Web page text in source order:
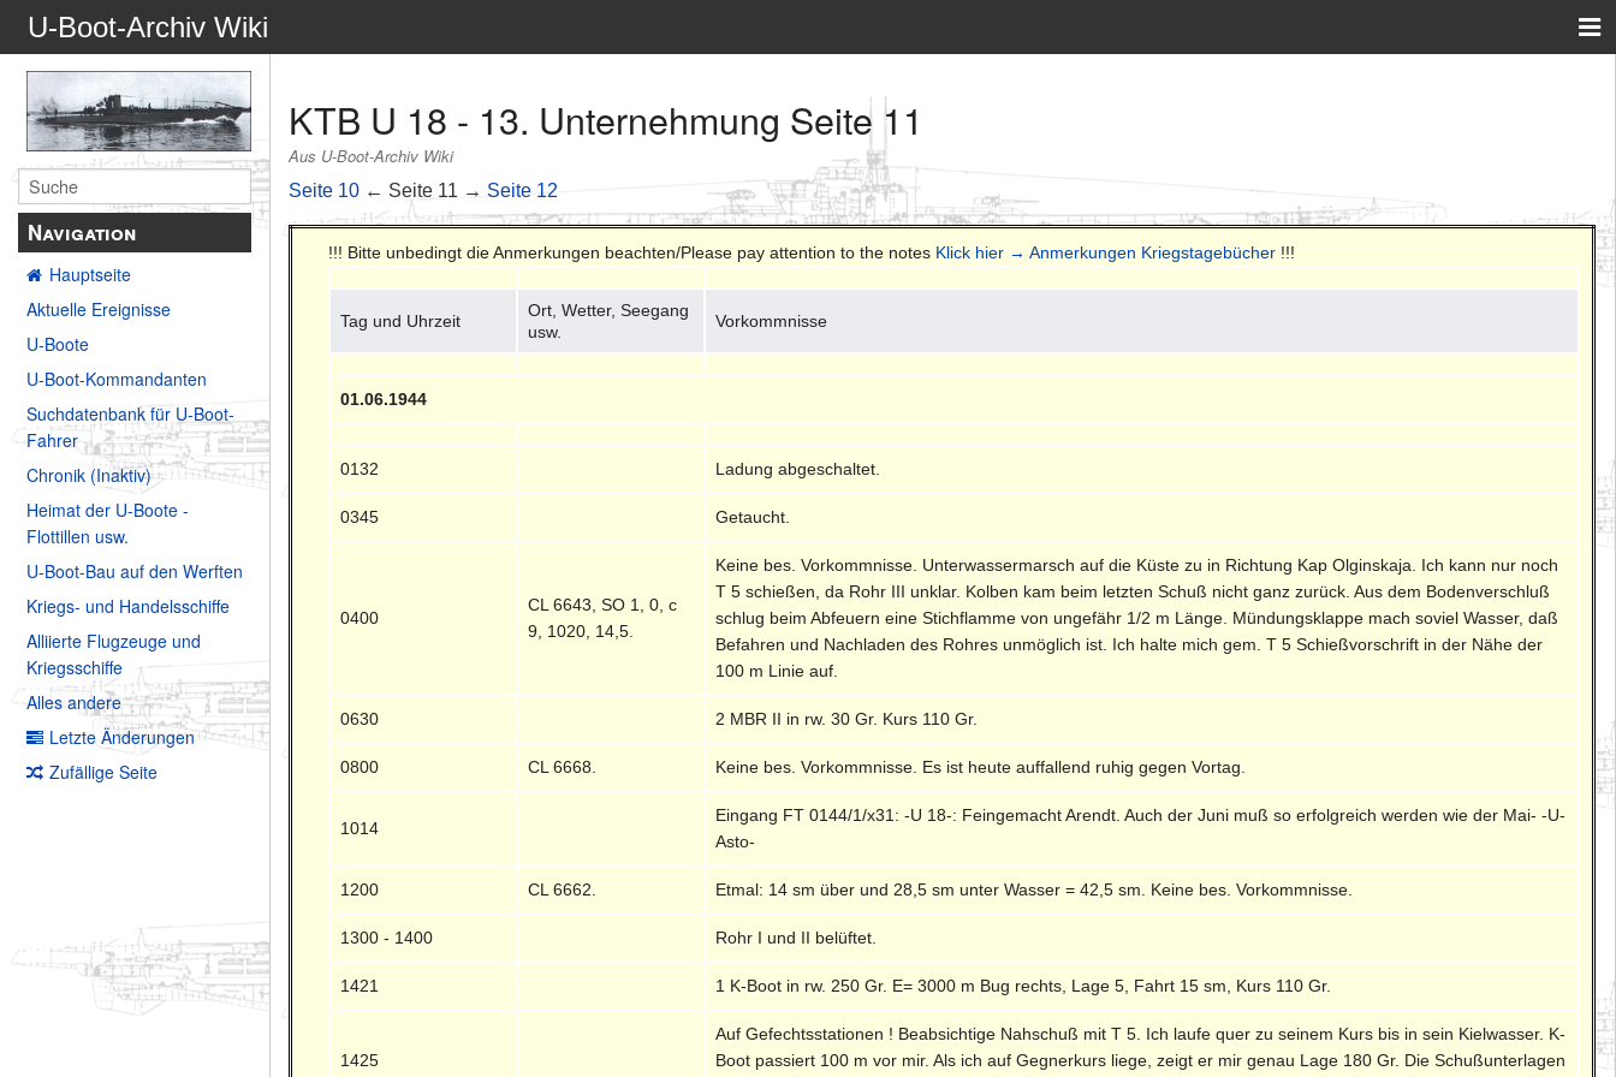
U-Boot-Archiv Wiki
Navigation
Hauptseite
Aktuelle Ereignisse
U-Boote
U-Boot-Kommandanten
Suchdatenbank für U-Boot-
Fahrer
Chronik (Inaktiv)
Heimat der U-Boote -
Flottillen usw.
U-Boot-Bau auf den Werften
Kriegs- und Handelsschiffe
Alliierte Flugzeuge und
Kriegsschiffe
Alles andere
Letzte Änderungen
Zufällige Seite
KTB U 18 - 13. Unternehmung Seite 11
Aus U-Boot-Archiv Wiki
Seite 10 ← Seite 11 → Seite 12
!!! Bitte unbedingt die Anmerkungen beachten/Please pay attention to the notes Klick hier → Anmerkungen Kriegstagebücher !!!
Tag und Uhrzeit
Ort, Wetter, Seegang
usw.
Vorkommnisse
01.06.1944
0132 Ladung abgeschaltet.
0345 Getaucht.
0400
CL 6643, SO 1, 0, c
9, 1020, 14,5.
Keine bes. Vorkommnisse. Unterwassermarsch auf die Küste zu in Richtung Kap Olginskaja. Ich kann nur noch
T 5 schießen, da Rohr III unklar. Kolben kam beim letzten Schuß nicht ganz zurück. Aus dem Bodenverschluß
schlug beim Abfeuern eine Stichflamme von ungefähr 1/2 m Länge. Mündungsklappe mach soviel Wasser, daß
Befahren und Nachladen des Rohres unmöglich ist. Ich halte mich gem. T 5 Schießvorschrift in der Nähe der
100 m Linie auf.
0630 2 MBR II in rw. 30 Gr. Kurs 110 Gr.
0800 CL 6668. Keine bes. Vorkommnisse. Es ist heute auffallend ruhig gegen Vortag.
1014
Eingang FT 0144/1/x31: -U 18-: Feingemacht Arendt. Auch der Juni muß so erfolgreich werden wie der Mai- -U-
Asto-
1200 CL 6662. Etmal: 14 sm über und 28,5 sm unter Wasser = 42,5 sm. Keine bes. Vorkommnisse.
1300 - 1400 Rohr I und II belüftet.
1421 1 K-Boot in rw. 250 Gr. E= 3000 m Bug rechts, Lage 5, Fahrt 15 sm, Kurs 110 Gr.
1425
Auf Gefechtsstationen ! Beabsichtige Nahschuß mit T 5. Ich laufe quer zu seinem Kurs bis in sein Kielwasser. K-
Boot passiert 100 m vor mir. Als ich auf Gegnerkurs liege, zeigt er mir genau Lage 180 Gr. Die Schußunterlagen